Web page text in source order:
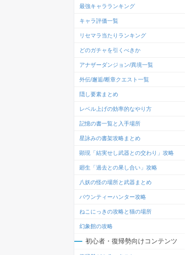
最強キャラランキング
キャラ評価一覧
リセマラ当たりランキング
どのガチャを引くべきか
アナザーダンジョン/異境一覧
外伝/邂逅/断章クエスト一覧
隠し要素まとめ
レベル上げの効率的なやり方
記憶の書一覧と入手場所
星詠みの書架攻略まとめ
顕現「結実せし武器との交わり」攻略
廻生「過去との果し合い」攻略
八妖の怪の場所と武器まとめ
バウンティーハンター攻略
ねこにっきの攻略と猫の場所
幻象館の攻略
初心者・復帰勢向けコンテンツ